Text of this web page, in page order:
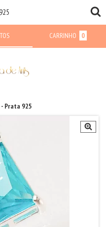
CARRINHO 0
Prata 925